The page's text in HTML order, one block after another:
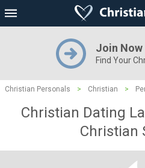
Join Now
Find Your
Christian Personals > Christian >
Christian Dating
Christian